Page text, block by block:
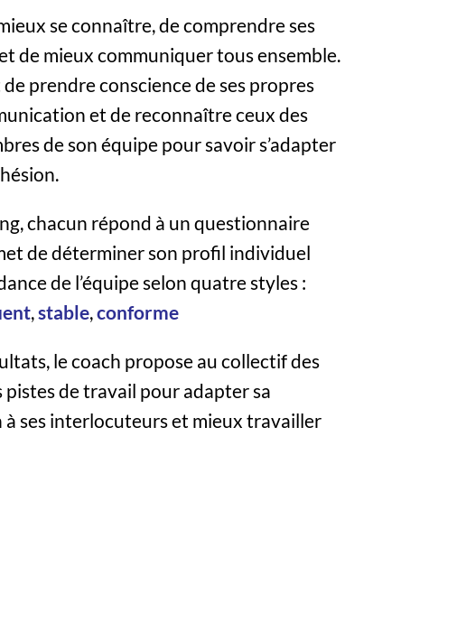
se connaître, de comprendre ses
de mieux communiquer tous ensemble.
prendre conscience de ses propres
et de reconnaître ceux des
de son équipe pour savoir s’adapter
chacun répond à un questionnaire
de déterminer son profil individuel
de l’équipe selon quatre styles :
,stable,conforme
le coach propose au collectif des
pistes de travail pour adapter sa
ses interlocuteurs et mieux travailler